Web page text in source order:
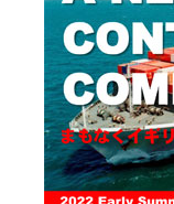
へ
ス
キ
ッ
プ